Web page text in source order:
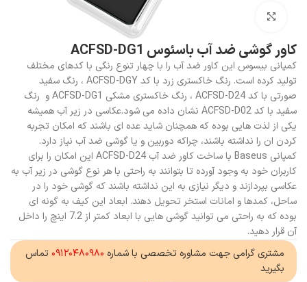
کاور گوشی ضد آب باسئوس ACFSD-DG1
کمپانی بیسوس این کاور ضد آب را با چهار تنوع رنگی با کدهای مختلف
تولید کرده است. رنگ خاکستری زرد با کد ACFSD-DGY ، رنگ سفید
صورتی با کد ACFSD-D24 ، رنگ خاکستری مشکی ACFSD-DG1 و رنگ
سفید با کد ACFSD-D02 نشان داده می شود.عکاسی در زیر آب همیشه
یکی از لذت هایی بوده که همچنان شاید عده ای باشند که امکان تجربه
کردن ان را نداشته باشند، چراکه دوربین و یا گوشی ضد آب نیاز دارد.
کمپانی Baseus با ساخت کاور ضد آب ACFSD-D24 این امکان را برای
کاربران خود به وجود آورده تا بتوانند به راحتی با هر نوع گوشی در زیر آب به
عکاسی بپردازند و دیگر نیازی به این نداشته باشند که گوشی خود را در
ساحل، کمدها و امانات استخر تحویل دهند. ابعاد این کیف به گونه ای
بوده که به راحتی می توانید گوشی هایی با ابعاد کمتر از 7.2 اینچ را داخل
آن قرار دهید.
مشتری گرامی جهت مشاوره تخصصی با شماره ۰۹۱۲۰۴۸۰۹۸۰ تماس
بگیرید